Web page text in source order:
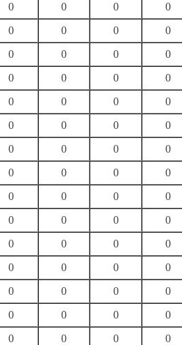
0 0 0 0
0 0 0 0
0 0 0 0
0 0 0 0
0 0 0 0
0 0 0 0
0 0 0 0
0 0 0 0
0 0 0 0
0 0 0 0
0 0 0 0
0 0 0 0
0 0 0 0
0 0 0 0
0 0 0 0